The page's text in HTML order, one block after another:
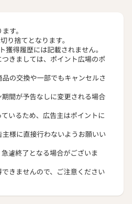
す。
り捨てとなります。
得履歴には記載されません。
きましては、ポイント広場のポ
の交換や一部でもキャンセルさ
間が予告なしに変更される場合
いるため、広告主はポイントに
様に直接行わないようお願いい
遽終了となる場合がございま
きませんので、ご注意ください